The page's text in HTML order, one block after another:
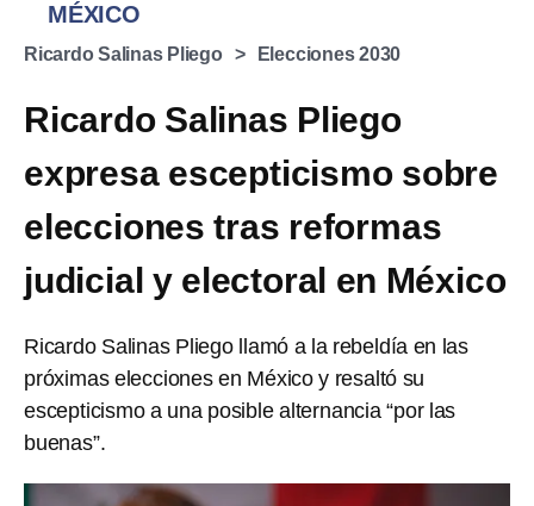
MÉXICO
Ricardo Salinas Pliego Elecciones 2030
Ricardo Salinas Pliego
expresa escepticismo sobre
elecciones tras reformas
judicial y electoral en México
Ricardo Salinas Pliego llamó a la rebeldía en las
próximas elecciones en México y resaltó su
escepticismo a una posible alternancia “por las
buenas”.